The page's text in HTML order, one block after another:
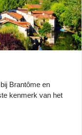
Brantôme en
kenmerk van het